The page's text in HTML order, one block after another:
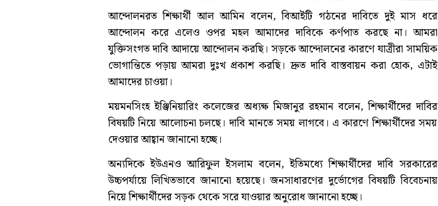
আন্দোলনরত শিক্ষার্থী আল আমিন বলেন, বিআইটি গঠনের দাবিতে দুই মাস ধরে
আন্দোলন করে এলেও ওপর মহল আমাদের দাবিকে কর্ণপাত করছে না। আমরা
যুক্তিসংগত দাবি আদায়ে আন্দোলন করছি। সড়কে আন্দোলনের কারণে যাত্রীরা সাময়িক
ভোগান্তিতে পড়ায় আমরা দুঃখ প্রকাশ করছি। দ্রুত দাবি বাস্তবায়ন করা হোক, এটাই
আমাদের চাওয়া।
ময়মনসিংহ ইঞ্জিনিয়ারিং কলেজের অধ্যক্ষ মিজানুর রহমান বলেন, শিক্ষার্থীদের দাবির
বিষয়টি নিয়ে আলোচনা চলছে। দাবি মানতে সময় লাগবে। এ কারণে শিক্ষার্থীদের সময়
দেওয়ার আহ্বান জানানো হচ্ছে।
অন্যদিকে ইউএনও আরিফুল ইসলাম বলেন, ইতিমধ্যে শিক্ষার্থীদের দাবি সরকারের
উচ্চপর্যায়ে লিখিতভাবে জানানো হয়েছে। জনসাধারণের দুর্ভোগের বিষয়টি বিবেচনায়
নিয়ে শিক্ষার্থীদের সড়ক থেকে সরে যাওয়ার অনুরোধ জানানো হচ্ছে।